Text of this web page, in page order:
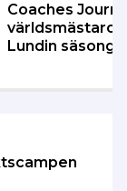
Coaches
Lundin